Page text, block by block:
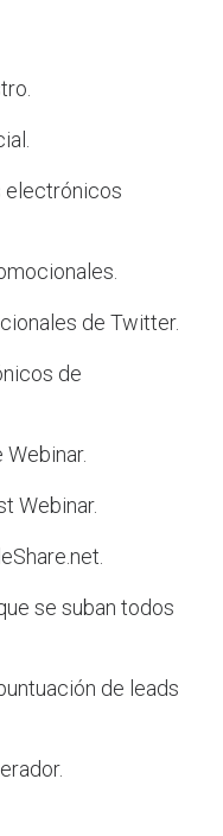
electrónicos
de Twitter.
de
Webinar.
se suban todos
de leads